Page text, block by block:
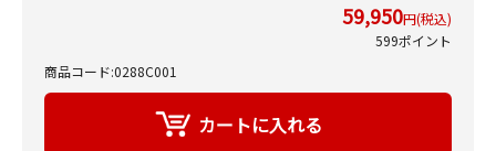
59,950円(税込)
599ポイント
商品コード:0288C001